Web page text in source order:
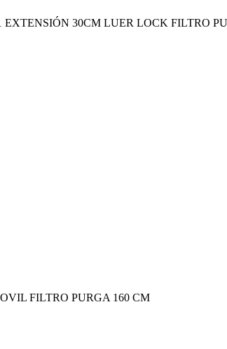
30CM LUER LOCK FILTRO
FILTRO PURGA 160 CM